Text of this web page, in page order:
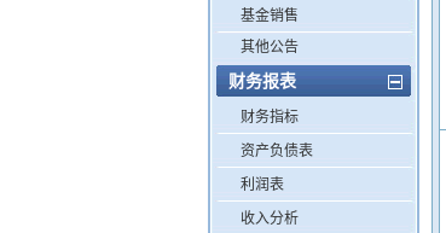
基金销售
其他公告
财务报表
财务指标
资产负债表
利润表
收入分析